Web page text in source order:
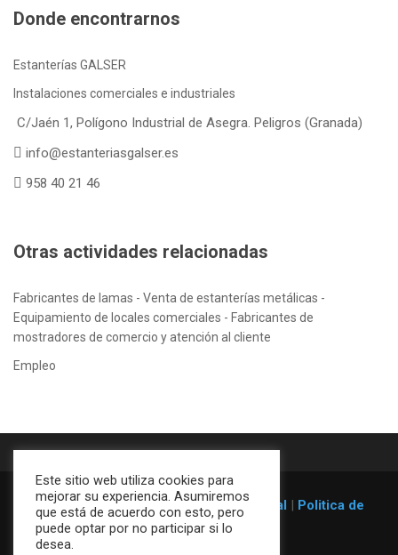
Donde encontrarnos
Estanterías GALSER
Instalaciones comerciales e industriales
C/Jaén 1, Polígono Industrial de Asegra. Peligros (Granada)
info@estanteriasgalser.es
958 40 21 46
Otras actividades relacionadas
Fabricantes de lamas - Venta de estanterías metálicas -
Equipamiento de locales comerciales - Fabricantes de
mostradores de comercio y atención al cliente
Empleo
© 1996-2026Estanterías Galser|Aviso legal | Politica de
cookies
Este sitio web utiliza cookies para
mejorar su experiencia. Asumiremos
que está de acuerdo con esto, pero
puede optar por no participar si lo
desea.